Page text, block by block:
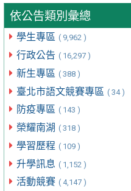
依公告類別彙總
學生專區 ( 9,962 )
行政公告 ( 16,297 )
新生專區 ( 388 )
臺北市語文競賽專區 ( 34 )
防疫專區 ( 143 )
榮耀南湖 ( 318 )
學習歷程 ( 109 )
升學訊息 ( 1,152 )
活動競賽 ( 4,147 )